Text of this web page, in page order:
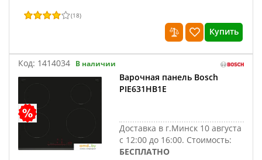
(18)
Купить
Код: 1414034 В наличии
Варочная панель Bosch
PIE631HB1E
Доставка в г.Минск 10 августа
с 12:00 до 16:00. Стоимость:
БЕСПЛАТНО